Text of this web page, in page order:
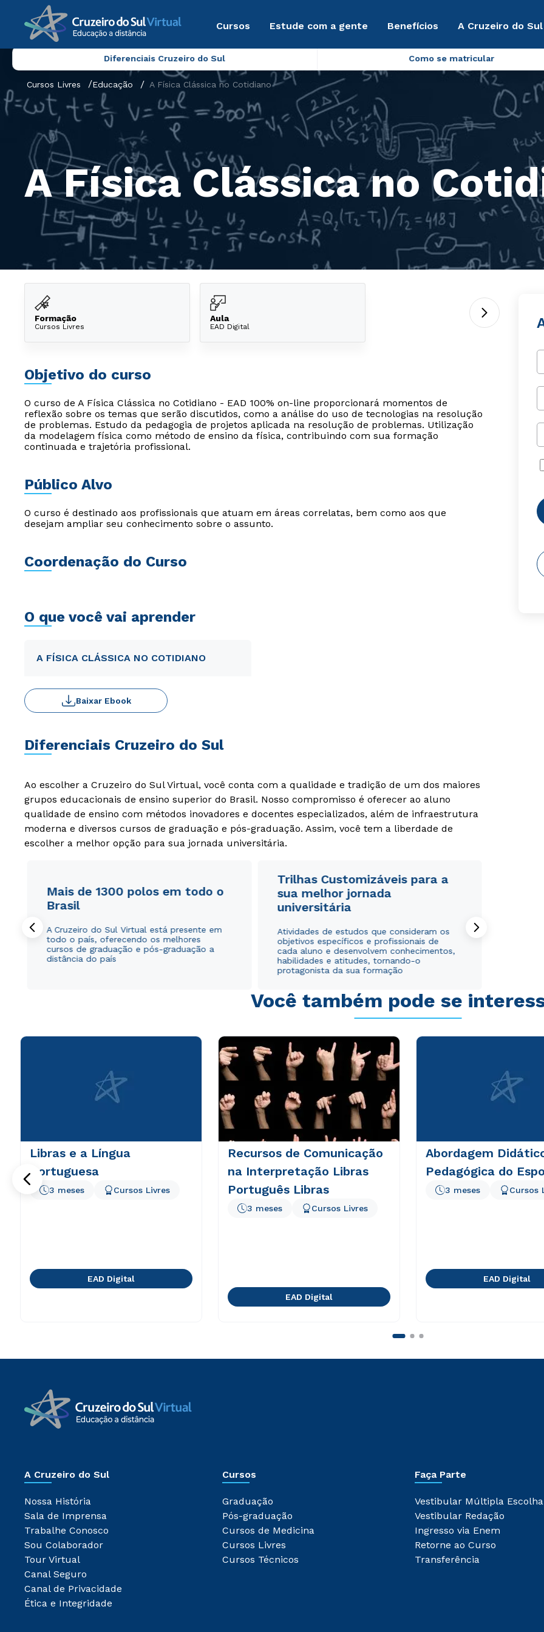
Cursos Estude com a gente Benefícios A Cruzeiro do
Diferenciais Cruzeiro do Sul Como se matricular
Cursos Livres Educação A Física Clássica no Cotidiano
A Física Clássica no
Formação
Cursos Livres
Aula
EAD Digital
Objetivo do curso
O curso de A Física Clássica no Cotidiano - EAD 100% on-line proporcionará momentos de
reflexão sobre os temas que serão discutidos, como a análise do uso de tecnologias na resolução
de problemas. Estudo da pedagogia de projetos aplicada na resolução de problemas. Utilização
da modelagem física como método de ensino da física, contribuindo com sua formação
continuada e trajetória profissional.
Público Alvo
O curso é destinado aos profissionais que atuam em áreas correlatas, bem como aos que
desejam ampliar seu conhecimento sobre o assunto.
Coordenação do Curso
O que você vai aprender
A FÍSICA CLÁSSICA NO COTIDIANO
Baixar Ebook
Diferenciais Cruzeiro do Sul
Ao escolher a Cruzeiro do Sul Virtual, você conta com a qualidade e tradição de um dos maiores
grupos educacionais de ensino superior do Brasil. Nosso compromisso é oferecer ao aluno
qualidade de ensino com métodos inovadores e docentes especializados, além de infraestrutura
moderna e diversos cursos de graduação e pós-graduação. Assim, você tem a liberdade de
escolher a melhor opção para sua jornada universitária.
Mais de 1300 polos em todo o
Brasil
A Cruzeiro do Sul Virtual está presente em
todo o país, oferecendo os melhores
cursos de graduação e pós-graduação a
distância do país
Trilhas Customizáveis para a
sua melhor jornada
universitária
Atividades de estudos que consideram os
objetivos específicos e profissionais de
cada aluno e desenvolvem conhecimentos,
habilidades e atitudes, tornando-o
protagonista da sua formação
Você também pode se
Libras e a Língua
Portuguesa
3 meses Cursos Livres
EAD Digital
Recursos de Comunicação
na Interpretação Libras
Português Libras
3 meses Cursos Livres
EAD Digital
Abordagem
Pedagógica do
3 meses Cursos
EAD Digital
A Cruzeiro do Sul
Nossa História
Sala de Imprensa
Trabalhe Conosco
Sou Colaborador
Tour Virtual
Canal Seguro
Canal de Privacidade
Ética e Integridade
Cursos
Graduação
Pós-graduação
Cursos de Medicina
Cursos Livres
Cursos Técnicos
Faça Parte
Vestibular Múltipla Escolha
Vestibular Redação
Ingresso via Enem
Retorne ao Curso
Transferência
Rápido e fácil
WhatsApp
Estou de acordo com aPolítica de Privacidade.
autorizo que meus dados sejam utilizados para o
envio de conteúdos da Cruzeiro do Sul.
Rápido e fácil
WhatsApp
Estou de acordo com aPolítica de Privacidade.
autorizo que meus dados sejam utilizados para o
envio de conteúdos da Cruzeiro do Sul.